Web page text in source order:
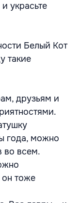
украсьте
Белый Кот
такие
друзьям и
года, можно
во всем.
он тоже